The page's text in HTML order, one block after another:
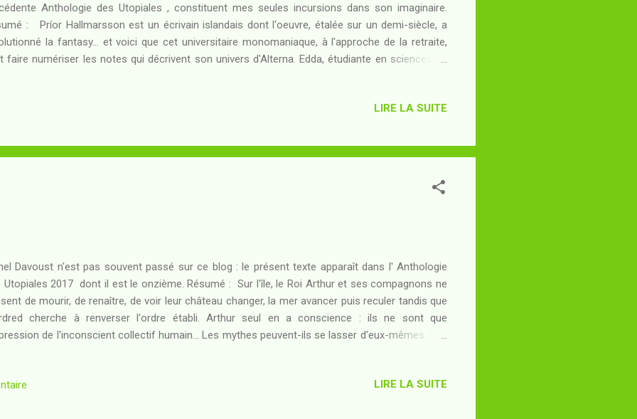
Anthologie des Utopiales , constituent mes seules incursions dans son imaginaire.
: Príor Hallmarsson est un écrivain islandais dont l'oeuvre, étalée sur un demi-siècle, a
la fantasy... et voici que cet universitaire monomaniaque, à l'approche de la retraite,
faire numériser les notes qui décrivent son univers d'Alterna. Edda, étudiante en sciences de
elle que de la complexité de son oeuvre... ou a-t-elle d'autres causes ? Le Seigneur des
trente ans plus tôt, et qui serait appelé...
LIRE LA SUITE
Davoust n'est pas souvent passé sur ce blog : le présent texte apparaît dans l' Anthologie
Utopiales 2017 dont il est le onzième. Résumé : Sur l'île, le Roi Arthur et ses compagnons ne
de mourir, de renaître, de voir leur château changer, la mer avancer puis reculer tandis que
cherche à renverser l'ordre établi. Arthur seul en a conscience : ils ne sont que
de l'inconscient collectif humain... Les mythes peuvent-ils se lasser d'eux-mêmes ? La
de véritables archétypes. Il y a un peu de cette légende aussi bien dans la Chanson de
LIRE LA SUITE